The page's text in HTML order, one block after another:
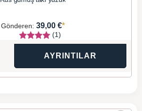
Gönderen: 39,00 €*
(1)
AYRINTILAR